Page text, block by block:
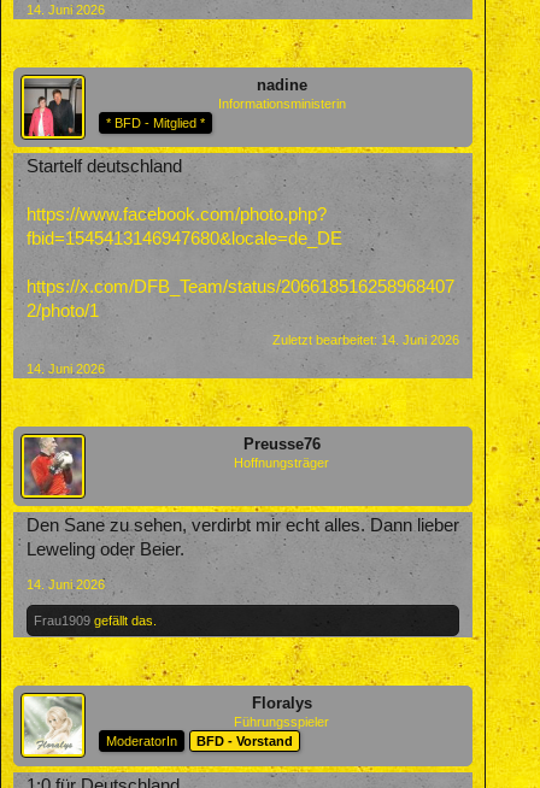
14. Juni 2026
nadine
Informationsministerin
* BFD - Mitglied *
Startelf deutschland
https://www.facebook.com/photo.php?
fbid=1545413146947680&locale=de_DE
https://x.com/DFB_Team/status/206618516258968407
2/photo/1
Zuletzt bearbeitet: 14. Juni 2026
14. Juni 2026
Preusse76
Hoffnungsträger
Den Sane zu sehen, verdirbt mir echt alles. Dann lieber
Leweling oder Beier.
14. Juni 2026
Frau1909 gefällt das.
Floralys
Führungsspieler
ModeratorIn
BFD - Vorstand